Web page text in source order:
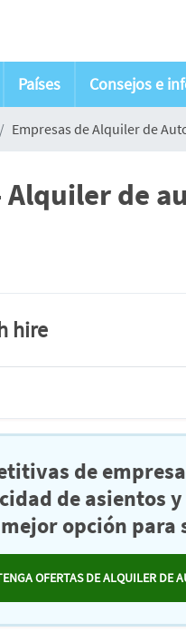
Países Consejos e
Empresas de Alquiler de
Alquiler de
hire
de
de asientos
mejor opción para
OFERTAS DE ALQUILER DE